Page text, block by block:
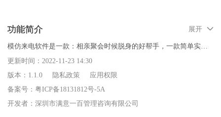
功能简介
模仿来电软件是一款：相亲聚会时候脱身的好帮手，一款简单实用
的虚拟来电电话软件。可以随意设置明星、政要、领导、同事、长
辈、朋友、恋人来电话或者来短信，通话语音内容及来短信的内容
您自己统统都可以自己随意设置。帮助你更体贴、更礼貌离开不愿
意参与的活动。
更新时间： 2022-11-23 14:30
版本： 1.1.0 隐私政策
应用权限
备案号： 粤ICP备18131812号-5A
开发者： 深圳市满意一百管理咨询有限公司
展开